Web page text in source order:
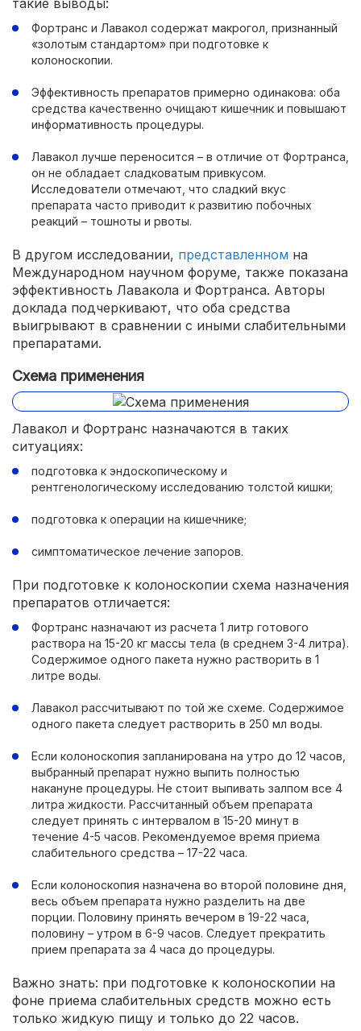
Фортранс и Лавакол содержат макрогол, признанный
«золотым стандартом» при подготовке к
колоноскопии.
Эффективность препаратов примерно одинакова: оба
средства качественно очищают кишечник и повышают
информативность процедуры.
Лавакол лучше переносится – в отличие от Фортранса,
он не обладает сладковатым привкусом.
Исследователи отмечают, что сладкий вкус
препарата часто приводит к развитию побочных
реакций – тошноты и рвоты.
В другом исследовании, представленном на
Международном научном форуме, также показана
эффективность Лавакола и Фортранса. Авторы
доклада подчеркивают, что оба средства
выигрывают в сравнении с иными слабительными
препаратами.
Схема применения
Лавакол и Фортранс назначаются в таких
ситуациях:
подготовка к эндоскопическому и
рентгенологическому исследованию толстой кишки;
подготовка к операции на кишечнике;
симптоматическое лечение запоров.
При подготовке к колоноскопии схема назначения
препаратов отличается:
Фортранс назначают из расчета 1 литр готового
раствора на 15-20 кг массы тела (в среднем 3-4 литра).
Содержимое одного пакета нужно растворить в 1
литре воды.
Лавакол рассчитывают по той же схеме. Содержимое
одного пакета следует растворить в 250 мл воды.
Если колоноскопия запланирована на утро до 12 часов,
выбранный препарат нужно выпить полностью
накануне процедуры. Не стоит выпивать залпом все 4
литра жидкости. Рассчитанный объем препарата
следует принять с интервалом в 15-20 минут в
течение 4-5 часов. Рекомендуемое время приема
слабительного средства – 17-22 часа.
Если колоноскопия назначена во второй половине дня,
весь объем препарата нужно разделить на две
порции. Половину принять вечером в 19-22 часа,
половину – утром в 6-9 часов. Следует прекратить
прием препарата за 4 часа до процедуры.
Важно знать: при подготовке к колоноскопии на
фоне приема слабительных средств можно есть
только жидкую пищу и только до 22 часов.